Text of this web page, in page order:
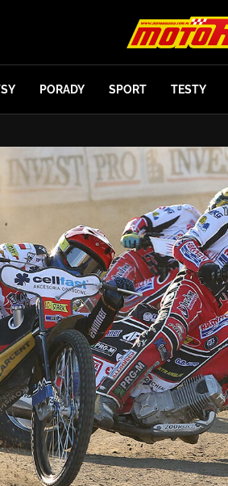
PORADY SPORT TESTY